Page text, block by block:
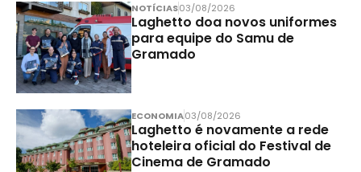
NOTÍCIAS03/08/2026
Laghetto doa novos uniformes
para equipe do Samu de
Gramado
ECONOMIA03/08/2026
Laghetto é novamente a rede
hoteleira oficial do Festival de
Cinema de Gramado